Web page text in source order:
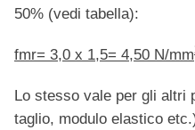
50% (vedi tabella):
fmr= 3,0 x 1,5= 4,50 N/mm
Lo stesso vale per gli altri
taglio, modulo elastico